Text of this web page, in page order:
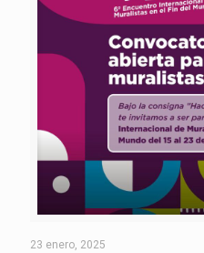
23 enero, 2025